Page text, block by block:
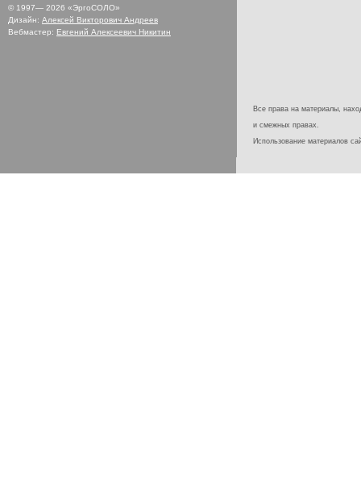
© 1997— 2026 «ЭргоСОЛО»
Дизайн: Алексей Викторович Андреев
Вебмастер: Евгений Алексеевич Никитин
Все права на материалы,
и смежных правах.
Использование материалов